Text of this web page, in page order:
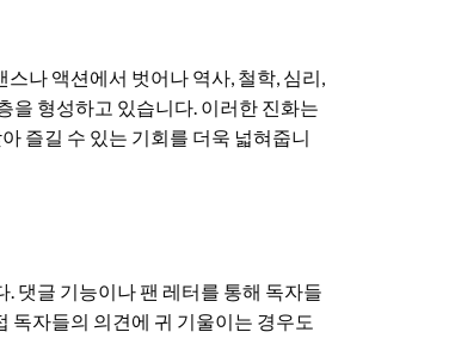
나 액션에서 벗어나 역사, 철학, 심리,
을 형성하고 있습니다. 이러한 진화는
즐길 수 있는 기회를 더욱 넓혀줍니
댓글 기능이나 팬 레터를 통해 독자들
독자들의 의견에 귀 기울이는 경우도